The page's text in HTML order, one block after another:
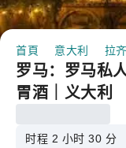
首頁 意大利 拉
罗马：罗马私
胃酒｜义大利
时程 2 小时 30 分